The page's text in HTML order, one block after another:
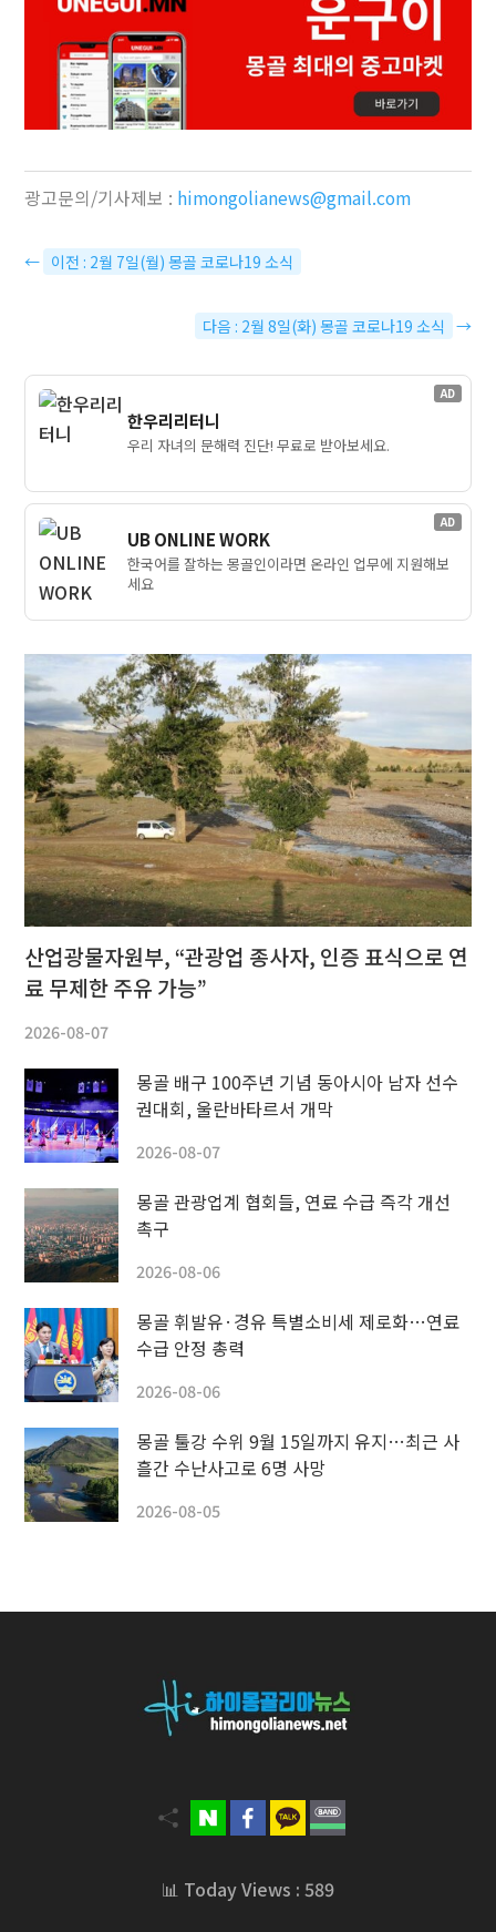
광고문의/기사제보 : himongolianews@gmail.com
← 이전 : 2월 7일(월) 몽골 코로나19 소식
다음 : 2월 8일(화) 몽골 코로나19 소식 →
AD
한우리리터니
우리 자녀의 문해력 진단! 무료로 받아보세요.
AD
UB ONLINE WORK
한국어를 잘하는 몽골인이라면 온라인 업무에 지원해보
세요
산업광물자원부, “관광업 종사자, 인증 표식으로 연
료 무제한 주유 가능”
2026-08-07
몽골 배구 100주년 기념 동아시아 남자 선수
권대회, 울란바타르서 개막
2026-08-07
몽골 관광업계 협회들, 연료 수급 즉각 개선
촉구
2026-08-06
몽골 휘발유·경유 특별소비세 제로화…연료
수급 안정 총력
2026-08-06
몽골 툴강 수위 9월 15일까지 유지…최근 사
흘간 수난사고로 6명 사망
2026-08-05
📊 Today Views : 589